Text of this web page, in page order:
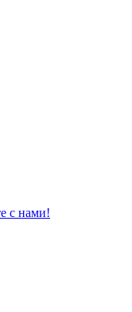
с нами!